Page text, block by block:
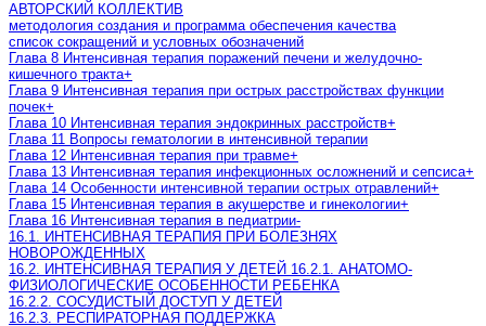
АВТОРСКИЙ КОЛЛЕКТИВ
методология создания и программа обеспечения качества
список сокращений и условных обозначений
Глава 8 Интенсивная терапия поражений печени и желудочно-
кишечного тракта+
Глава 9 Интенсивная терапия при острых расстройствах функции
почек+
Глава 10 Интенсивная терапия эндокринных расстройств+
Глава 11 Вопросы гематологии в интенсивной терапии
Глава 12 Интенсивная терапия при травме+
Глава 13 Интенсивная терапия инфекционных осложнений и сепсиса+
Глава 14 Особенности интенсивной терапии острых отравлений+
Глава 15 Интенсивная терапия в акушерстве и гинекологии+
Глава 16 Интенсивная терапия в педиатрии-
16.1. ИНТЕНСИВНАЯ ТЕРАПИЯ ПРИ БОЛЕЗНЯХ
НОВОРОЖДЕННЫХ
16.2. ИНТЕНСИВНАЯ ТЕРАПИЯ У ДЕТЕЙ 16.2.1. АНАТОМО-
ФИЗИОЛОГИЧЕСКИЕ ОСОБЕННОСТИ РЕБЕНКА
16.2.2. СОСУДИСТЫЙ ДОСТУП У ДЕТЕЙ
16.2.3. РЕСПИРАТОРНАЯ ПОДДЕРЖКА